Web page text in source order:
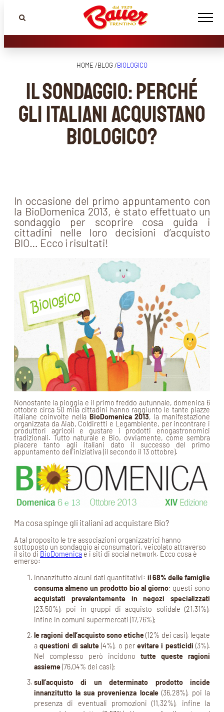
HOME /BLOG /BIOLOGICO
Il sondaggio: perché
gli italiani acquistano
Biologico?
In occasione del primo appuntamento con
la BioDomenica 2013, è stato effettuato un
sondaggio per scoprire cosa guida i
cittadini nelle loro decisioni d’acquisto
BIO… Ecco i risultati!
Nonostante la pioggia e il primo freddo autunnale, domenica 6
ottobre circa 50 mila cittadini hanno raggiunto le tante piazze
italiane coinvolte nella BioDomenica 2013, la manifestazione
organizzata da Aiab, Coldiretti e Legambiente, per incontrare i
produttori agricoli e gustare i prodotti enogastronomici
tradizionali. Tutto naturale e Bio, ovviamente, come sembra
piacere tanto agli italiani dato il successo del primo
appuntamento dell’iniziativa (il secondo il 13 ottobre).
Ma cosa spinge gli italiani ad acquistare Bio?
A tal proposito le tre associazioni organizzatrici hanno
sottoposto un sondaggio ai consumatori, veicolato attraverso
il sito di BioDomenicae i siti di social network. Ecco cosa è
emerso:
innanzitutto alcuni dati quantitativi: il 68% delle famiglie
consuma almeno un prodotto bio al giorno; questi sono
acquistati prevalentemente in negozi specializzati
(23,50%), poi in gruppi di acquisto solidale (21,31%),
infine in comuni supermercati (17,76%);
le ragioni dell’acquisto sono etiche(12% dei casi), legate
aquestioni di salute(4%), o perevitare i pesticidi (3%).
Nel complesso però incidono tutte queste ragioni
assieme(76,04% dei casi);
sull’acquisto di un determinato prodotto incide
innanzitutto la sua provenienza locale(36,28%), poi la
presenza di eventuali promozioni (11,32%), infine la